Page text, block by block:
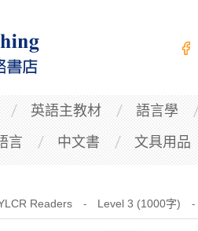
英語主教材 語言學
言 中文書 文具用品
Readers - Level 3 (1000字) -